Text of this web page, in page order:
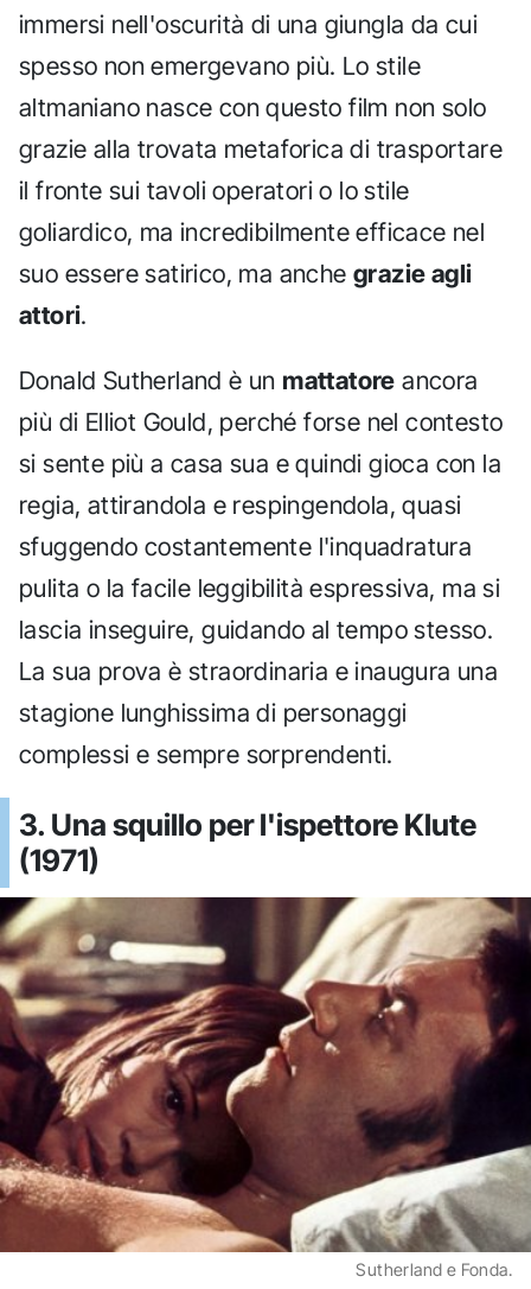
immersi nell'oscurità di una giungla da cui
spesso non emergevano più. Lo stile
altmaniano nasce con questo film non solo
grazie alla trovata metaforica di trasportare
il fronte sui tavoli operatori o lo stile
goliardico, ma incredibilmente efficace nel
suo essere satirico, ma anche grazie agli
attori.
Donald Sutherland è un mattatore ancora
più di Elliot Gould, perché forse nel contesto
si sente più a casa sua e quindi gioca con la
regia, attirandola e respingendola, quasi
sfuggendo costantemente l'inquadratura
pulita o la facile leggibilità espressiva, ma si
lascia inseguire, guidando al tempo stesso.
La sua prova è straordinaria e inaugura una
stagione lunghissima di personaggi
complessi e sempre sorprendenti.
3. Una squillo per l'ispettore Klute
(1971)
Sutherland e Fonda.